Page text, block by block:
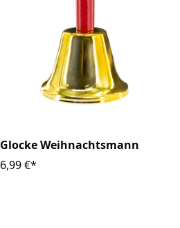
Glocke Weihnachtsmann
6,99 €*